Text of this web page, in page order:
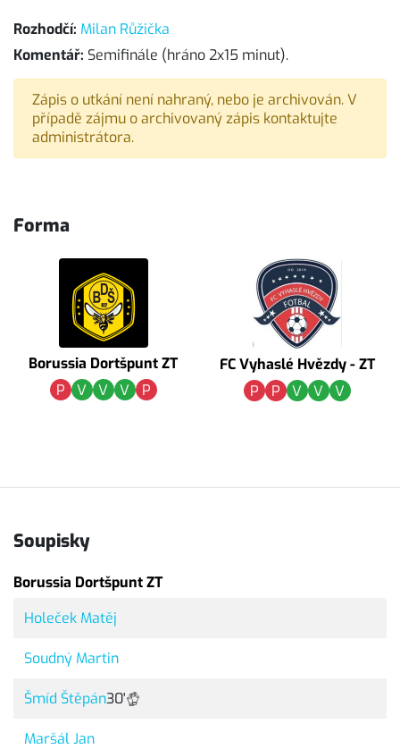
Rozhodčí: Milan Růžička
Komentář: Semifinále (hráno 2x15 minut).
Zápis o utkání není nahraný, nebo je archivován. V
případě zájmu o archivovaný zápis kontaktujte
administrátora.
Forma
Borussia Dortšpunt ZT
P
V V V P
FC Vyhaslé Hvězdy - ZT
P
P V V V
Soupisky
Borussia Dortšpunt ZT
Holeček Matěj
Soudný Martin
Šmíd Štěpán30'
Maršál Jan